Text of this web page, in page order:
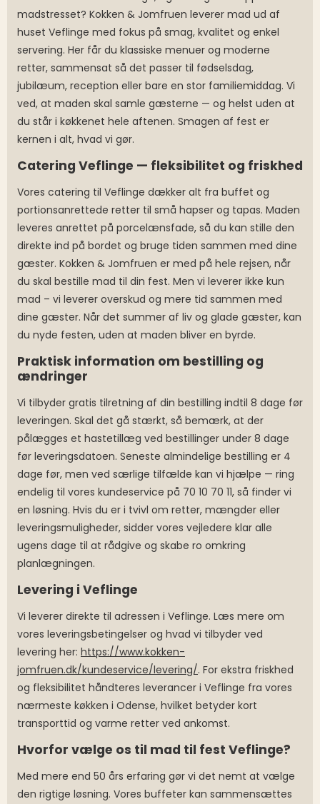
madstresset? Kokken & Jomfruen leverer mad ud af
huset Veflinge med fokus på smag, kvalitet og enkel
servering. Her får du klassiske menuer og moderne
retter, sammensat så det passer til fødselsdag,
jubilæum, reception eller bare en stor familiemiddag. Vi
ved, at maden skal samle gæsterne — og helst uden at
du står i køkkenet hele aftenen. Smagen af fest er
kernen i alt, hvad vi gør.
Catering Veflinge — fleksibilitet og friskhed
Vores catering til Veflinge dækker alt fra buffet og
portionsanrettede retter til små hapser og tapas. Maden
leveres anrettet på porcelænsfade, så du kan stille den
direkte ind på bordet og bruge tiden sammen med dine
gæster. Kokken & Jomfruen er med på hele rejsen, når
du skal bestille mad til din fest. Men vi leverer ikke kun
mad – vi leverer overskud og mere tid sammen med
dine gæster. Når det summer af liv og glade gæster, kan
du nyde festen, uden at maden bliver en byrde.
Praktisk information om bestilling og
ændringer
Vi tilbyder gratis tilretning af din bestilling indtil 8 dage før
leveringen. Skal det gå stærkt, så bemærk, at der
pålægges et hastetillæg ved bestillinger under 8 dage
før leveringsdatoen. Seneste almindelige bestilling er 4
dage før, men ved særlige tilfælde kan vi hjælpe — ring
endelig til vores kundeservice på 70 10 70 11, så finder vi
en løsning. Hvis du er i tvivl om retter, mængder eller
leveringsmuligheder, sidder vores vejledere klar alle
ugens dage til at rådgive og skabe ro omkring
planlægningen.
Levering i Veflinge
Vi leverer direkte til adressen i Veflinge. Læs mere om
vores leveringsbetingelser og hvad vi tilbyder ved
levering her: https://www.kokken-
jomfruen.dk/kundeservice/levering/. For ekstra friskhed
og fleksibilitet håndteres leverancer i Veflinge fra vores
nærmeste køkken i Odense, hvilket betyder kort
transporttid og varme retter ved ankomst.
Hvorfor vælge os til mad til fest Veflinge?
Med mere end 50 års erfaring gør vi det nemt at vælge
den rigtige løsning. Vores buffeter kan sammensættes